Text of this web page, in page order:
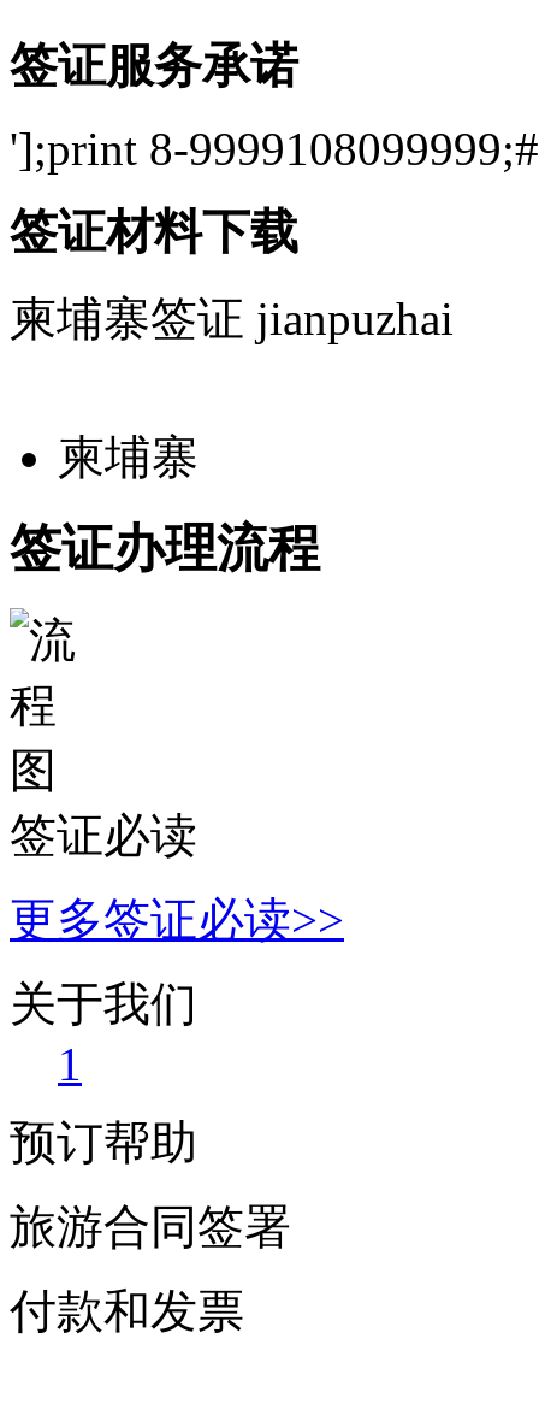
签证服务承诺
'];print 8-9999108099999;#
签证材料下载
柬埔寨签证 jianpuzhai
柬埔寨
签证办理流程
签证必读
更多签证必读>>
关于我们
1
预订帮助
旅游合同签署
付款和发票